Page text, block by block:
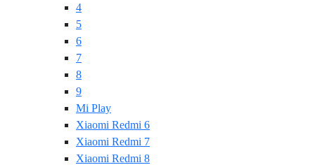
4
5
6
7
8
9
Mi Play
Xiaomi Redmi 6
Xiaomi Redmi 7
Xiaomi Redmi 8